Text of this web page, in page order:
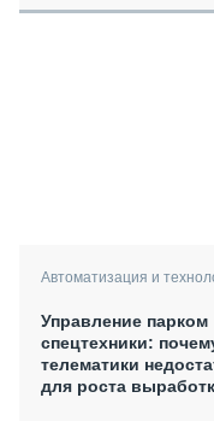
Автоматизация и
Управление парком
спецтехники:
телематики
для роста